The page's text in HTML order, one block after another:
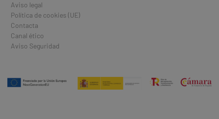
Aviso legal
Política de cookies (UE)
Contacta
Canal ético
Aviso Seguridad